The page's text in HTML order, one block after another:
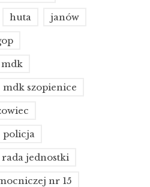
huta janów
mdk
mdk szopienice
policja
rada jednostki
nr 15